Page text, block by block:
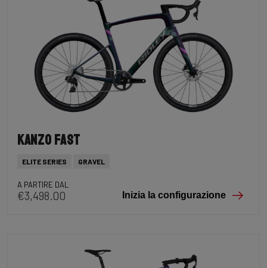
Kanzo Fast
ELITE SERIES GRAVEL
A PARTIRE DAL
€3,498.00 Inizia la configurazione